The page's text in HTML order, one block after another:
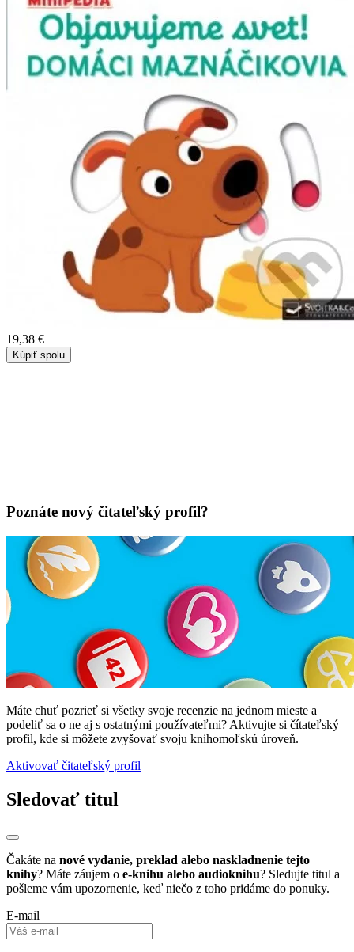
19,38 €
Kúpiť spolu
Poznáte nový čitateľský profil?
Máte chuť pozrieť si všetky svoje recenzie na jednom mieste a
podeliť sa o ne aj s ostatnými používateľmi? Aktivujte si čítateľský
profil, kde si môžete zvyšovať svoju knihomoľskú úroveň.
Aktivovať čitateľský profil
Sledovať titul
Čakáte na nové vydanie, preklad alebo naskladnenie tejto
knihy? Máte záujem o e-knihu alebo audioknihu? Sledujte titul a
pošleme vám upozornenie, keď niečo z toho pridáme do ponuky.
E-mail